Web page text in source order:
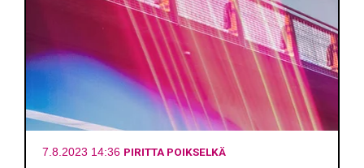
7.8.2023 14:36 PIRITTA POIKSELKÄ